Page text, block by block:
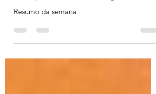
Maio 2026 - #2 AVC em '26 =
Ao que Vamos Chegar?